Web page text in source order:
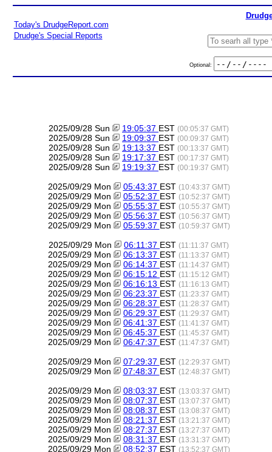
Today's DrudgeReport.com
Drudge's Special Reports
Optional:
2025/09/28 Sun 19:05:37 EST (00:05:37 GMT)
2025/09/28 Sun 19:09:37 EST (00:09:37 GMT)
2025/09/28 Sun 19:13:37 EST (00:13:37 GMT)
2025/09/28 Sun 19:17:37 EST (00:17:37 GMT)
2025/09/28 Sun 19:19:37 EST (00:19:37 GMT)
2025/09/29 Mon 05:43:37 EST (10:43:37 GMT)
2025/09/29 Mon 05:52:37 EST (10:52:37 GMT)
2025/09/29 Mon 05:55:37 EST (10:55:37 GMT)
2025/09/29 Mon 05:56:37 EST (10:56:37 GMT)
2025/09/29 Mon 05:59:37 EST (10:59:37 GMT)
2025/09/29 Mon 06:11:37 EST (11:11:37 GMT)
2025/09/29 Mon 06:13:37 EST (11:13:37 GMT)
2025/09/29 Mon 06:14:37 EST (11:14:37 GMT)
2025/09/29 Mon 06:15:12 EST (11:15:12 GMT)
2025/09/29 Mon 06:16:13 EST (11:16:13 GMT)
2025/09/29 Mon 06:23:37 EST (11:23:37 GMT)
2025/09/29 Mon 06:28:37 EST (11:28:37 GMT)
2025/09/29 Mon 06:29:37 EST (11:29:37 GMT)
2025/09/29 Mon 06:41:37 EST (11:41:37 GMT)
2025/09/29 Mon 06:45:37 EST (11:45:37 GMT)
2025/09/29 Mon 06:47:37 EST (11:47:37 GMT)
2025/09/29 Mon 07:29:37 EST (12:29:37 GMT)
2025/09/29 Mon 07:48:37 EST (12:48:37 GMT)
2025/09/29 Mon 08:03:37 EST (13:03:37 GMT)
2025/09/29 Mon 08:07:37 EST (13:07:37 GMT)
2025/09/29 Mon 08:08:37 EST (13:08:37 GMT)
2025/09/29 Mon 08:21:37 EST (13:21:37 GMT)
2025/09/29 Mon 08:27:37 EST (13:27:37 GMT)
2025/09/29 Mon 08:31:37 EST (13:31:37 GMT)
2025/09/29 Mon 08:52:37 EST (13:52:37 GMT)